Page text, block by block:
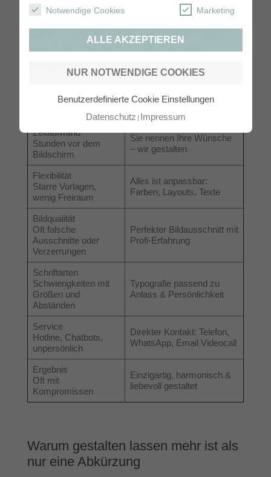
Notwendige Cookies Marketing
ALLE AKZEPTIEREN
NUR NOTWENDIGE COOKIES
Benutzerdefinierte Cookie Einstellungen
Datenschutz Impressum
Karten online selbst gestalten oder
gestalten lassen? – der direkte
Karten selbst
Karten gestalten lassen
bei Sag es mit Herz
Zeitaufwand
Stunden vor dem
Bildschirm
Sie nennen Ihre Wünsche
– wir gestalten
Flexibilität
Starre Vorlagen,
wenig Freiraum
Alles ist anpassbar:
Farben, Layouts, Texte
Bildqualität
Oft falsche
Ausschnitte oder
Verzerrungen
Perfekter Bildausschnitt mit
Profi-Erfahrung
Schriftarten
Schwierigkeiten mit
Größen und
Abständen
Typografie passend zu
Anlass & Persönlichkeit
Service
Hotline, Chatbots,
unpersönlich
Direkter Kontakt: Telefon,
WhatsApp, Email Videocall
Ergebnis
Oft mit
Kompromissen
Einzigartig, harmonisch &
liebevoll gestaltet
Warum gestalten lassen mehr ist als
nur eine Abkürzung